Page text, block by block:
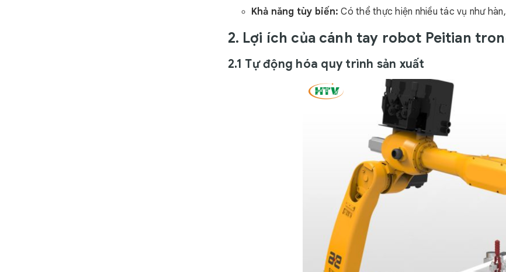
Khả năng tùy biến: Có thể thực hiện nhiều tác vụ như
2. Lợi ích của cánh tay robot Peitian
2.1 Tự động hóa quy trình sản xuất